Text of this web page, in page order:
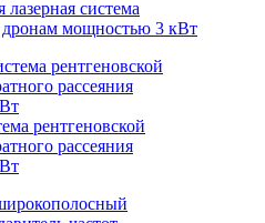
лазерная система
дронам мощностью 3 кВт
рентгеновской
рассеяния